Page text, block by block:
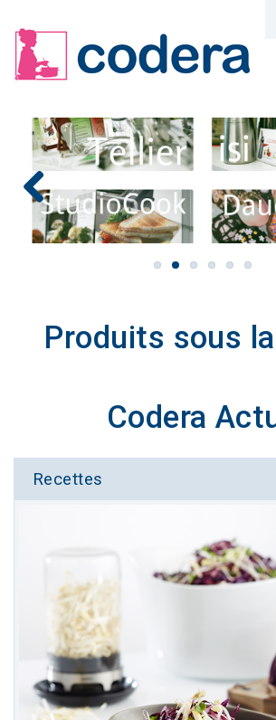
Previous
Produits sous
Codera
Recettes